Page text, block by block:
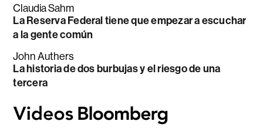
Claudia Sahm
La Reserva Federal tiene que empezar a escuchar
a la gente común
John Authers
La historia de dos burbujas y el riesgo de una
tercera